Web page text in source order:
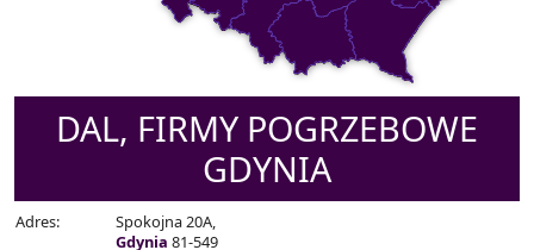
DAL, FIRMY POGRZEBOWE
GDYNIA
Adres:
Spokojna 20A,
Gdynia 81-549